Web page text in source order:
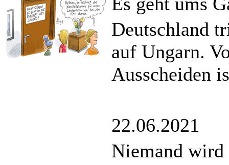
Deutschland
auf Ungarn.
Ausscheiden
22.06.2021
Niemand wird